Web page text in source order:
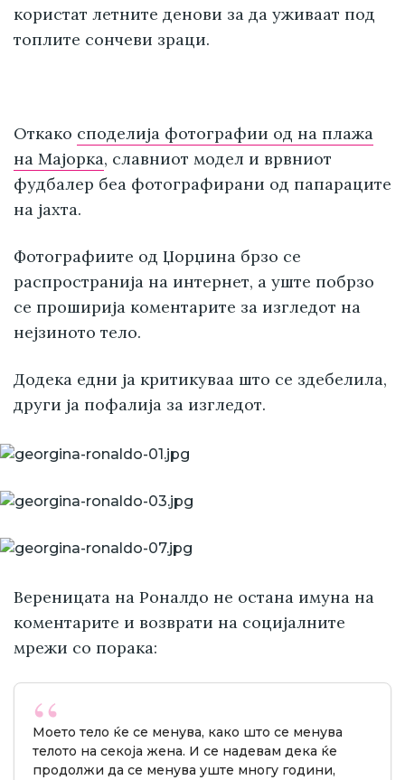
користат летните денови за да уживаат под
топлите сончеви зраци.
Откако споделија фотографии од на плажа
на Мајорка, славниот модел и врвниот
фудбалер беа фотографирани од папараците
на јахта.
Фотографиите од Џорџина брзо се
распространија на интернет, а уште побрзо
се проширија коментарите за изгледот на
нејзиното тело.
Додека едни ја критикуваа што се здебелила,
други ја пофалија за изгледот.
Вереницата на Роналдо не остана имуна на
коментарите и возврати на социјалните
мрежи со порака:
Моето тело ќе се менува, како што се менува
телото на секоја жена. И се надевам дека ќе
продолжи да се менува уште многу години,